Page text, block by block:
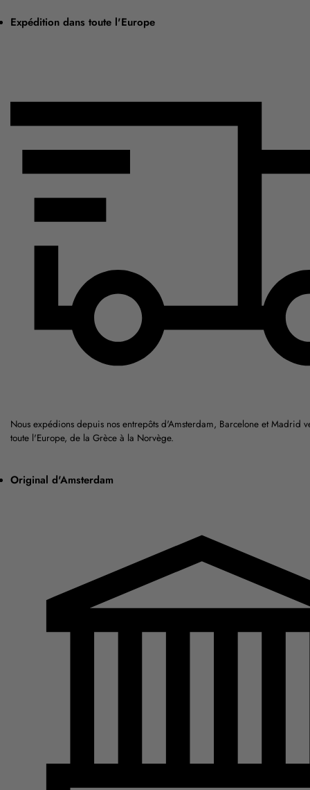
Expédition dans toute l'Europe
Nous expédions depuis nos entrepôts d'Amsterdam, Barcelone et Madrid
toute l'Europe, de la Grèce à la Norvège.
Original d'Amsterdam